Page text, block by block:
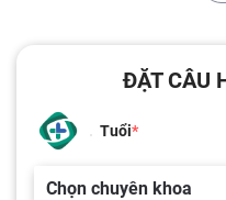
ĐẶT CÂU
Tuổi
Chọn chuyên khoa